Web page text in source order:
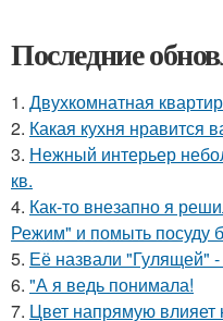
Последние
1. Двухкомнатная
2. Какая кухня нравится
3. Нежный интерьер
кв.
4. Как-то внезапно я
Режим" и помыть посуду
5. Её назвали "Гулящей"
6. "А я ведь понимала!
7. Цвет напрямую